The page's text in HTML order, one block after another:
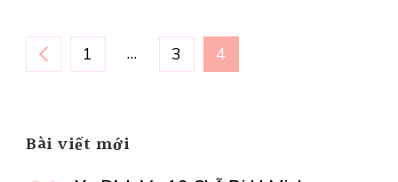
Phân
trang
TRANG
1 … TRANG
3 TRANG
4
Bài viết mới